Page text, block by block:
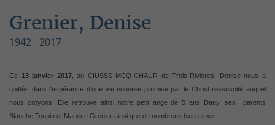
Grenier, Denise
1942 - 2017
Ce 13 janvier 2017, au CIUSSS MCQ-CHAUR de Trois-Rivières, Denise nous a
quittés dans l'espérance d'une vie nouvelle promise par le Christ ressuscité auquel
nous croyons. Elle retrouve ainsi notre petit ange de 5 ans Dany, ses
parents
Blanche Toupin et Maurice Grenier ainsi que de nombreux bien-aimés.